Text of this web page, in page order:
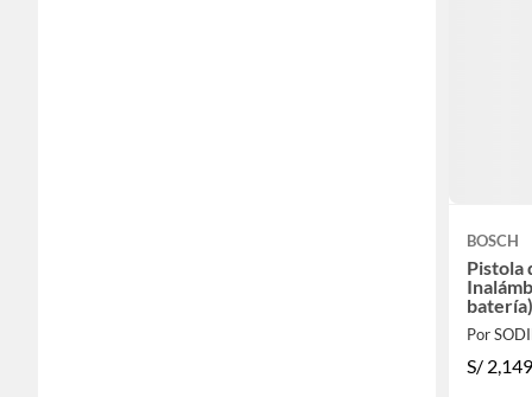
BOSCH
Pistola
batería)
Por
S/